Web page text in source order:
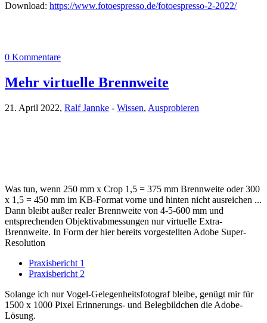
Download: https://www.fotoespresso.de/fotoespresso-2-2022/
0 Kommentare
Mehr virtuelle Brennweite
21. April 2022, Ralf Jannke - Wissen, Ausprobieren
Was tun, wenn 250 mm x Crop 1,5 = 375 mm Brennweite oder 300
x 1,5 = 450 mm im KB-Format vorne und hinten nicht ausreichen ...
Dann bleibt außer realer Brennweite von 4-5-600 mm und
entsprechenden Objektivabmessungen nur virtuelle Extra-
Brennweite. In Form der hier bereits vorgestellten Adobe Super-
Resolution
Praxisbericht 1
Praxisbericht 2
Solange ich nur Vogel-Gelegenheitsfotograf bleibe, genügt mir für
1500 x 1000 Pixel Erinnerungs- und Belegbildchen die Adobe-
Lösung.